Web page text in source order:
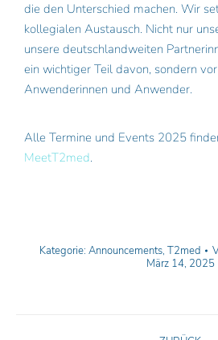
die den Unterschied machen. Wir
kollegialen Austausch. Nicht nur
unsere deutschlandweiten
ein wichtiger Teil davon, sondern
Anwenderinnen und Anwender.
Alle Termine und Events 2025
MeetT2med.
Kategorie: Announcements, T2med
März 14, 2025